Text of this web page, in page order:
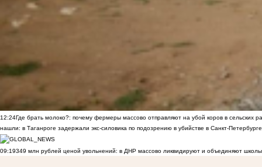
12:24Где брать молоко?: почему фермеры массово отправляют на убой коров в сельских
нашли: в Таганроге задержали экс-силовика по подозрению в убийстве в Санкт-Петербурге
09:19349 млн рублей ценой увольнений: в ДНР массово ликвидируют и объединяют